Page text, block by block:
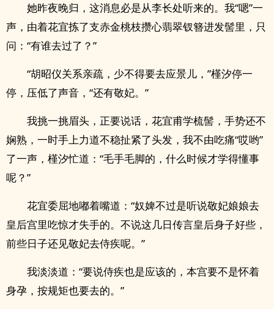
她昨夜晚归，这消息必是从李长处听来的。我“嗯”一
声，由着花宜拣了支赤金桃枝攒心翡翠钗簪进发髻里，只
问：“有谁去过了？”
“胡昭仪关系亲疏，少不得要去应景儿，”槿汐停一
停，压低了声音，“还有敬妃。”
我挑一挑眉头，正要说话，花宜甫学梳髻，手势还不
娴熟，一时手上力道不稳扯紧了头发，我不由吃痛“哎哟”
了一声，槿汐忙道：“毛手毛脚的，什么时候才学得懂事
呢？”
花宜委屈地嘟着嘴道：“奴婢不过是听说敬妃娘娘去
皇后宫里吃惊才失手的。不说这几日传言皇后身子好些，
前些日子还见敬妃去侍疾呢。”
我淡淡道：“要说侍疾也是应该的，本宫要不是怀着
身孕，按规矩也要去的。”